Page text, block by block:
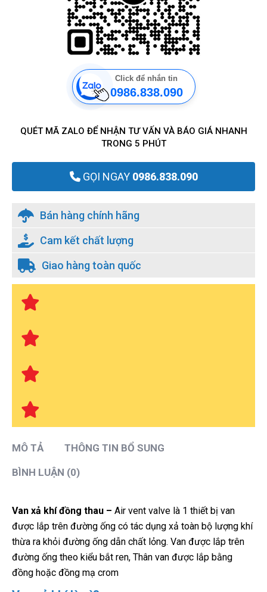
Click để nhắn tin
0986.838.090
QUÉT MÃ ZALO ĐỂ NHẬN TƯ VẤN VÀ BÁO GIÁ NHANH
TRONG 5 PHÚT
GỌI NGAY0986.838.090
Bán hàng chính hãng
Cam kết chất lượng
Giao hàng toàn quốc
MÔ TẢ THÔNG TIN BỔ SUNG
BÌNH LUẬN (0)
Van xả khí đồng thau – Air vent valve là 1 thiết bị van
được lắp trên đường ống có tác dụng xả toàn bộ lượng khí
thừa ra khỏi đường ống dẫn chất lỏng. Van được lắp trên
đường ống theo kiểu bắt ren, Thân van được lắp bằng
đồng hoặc đồng mạ crom